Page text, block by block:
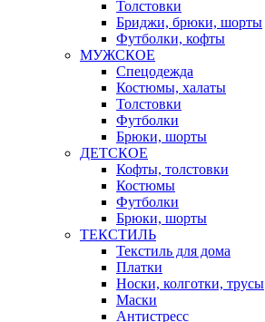
Толстовки
Бриджи, брюки, шорты
Футболки, кофты
МУЖСКОЕ
Спецодежда
Костюмы, халаты
Толстовки
Футболки
Брюки, шорты
ДЕТСКОЕ
Кофты, толстовки
Костюмы
Футболки
Брюки, шорты
ТЕКСТИЛЬ
Текстиль для дома
Платки
Носки, колготки, трусы
Маски
Антистресс